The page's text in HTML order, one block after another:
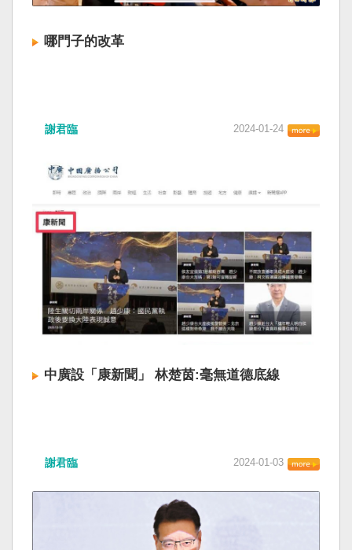
哪門子的改革
謝君臨 2024-01-24
中廣設「康新聞」 林楚茵:毫無道德底線
謝君臨 2024-01-03